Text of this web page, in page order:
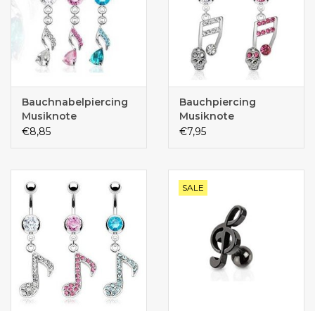
Bauchnabelpiercing
Musiknote
€8,85
Bauchpiercing
Musiknote
€7,95
SALE